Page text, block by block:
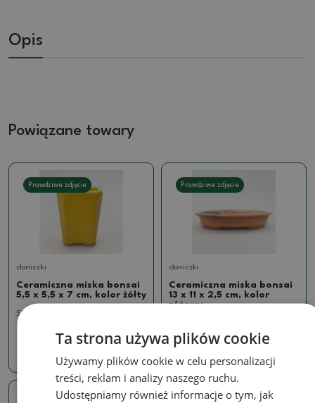
Opis
Powiązane towary
Prawdziwe zdjęcie
doniczki
Ceramiczna miska bonsai
5,5 x 5,5 x 7 cm, kolor żółty
SKU:
33.81 zł
Prawdziwe zdjęcie
doniczki
Ceramiczna miska bonsai
13 x 11 x 2,5 cm, kolor
różowy
33.81 zł
Ta strona używa plików cookie
Używamy plików cookie w celu personalizacji
treści, reklam i analizy naszego ruchu.
Udostępniamy również informacje o tym, jak